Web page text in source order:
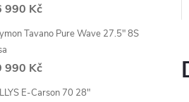
990 Kč
Tavano Pure Wave 27.5" 8S
990 Kč
E-Carson 70 28"